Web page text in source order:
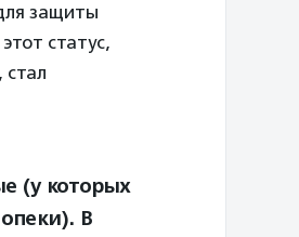
защиты
статус,
стал
(у которых
В